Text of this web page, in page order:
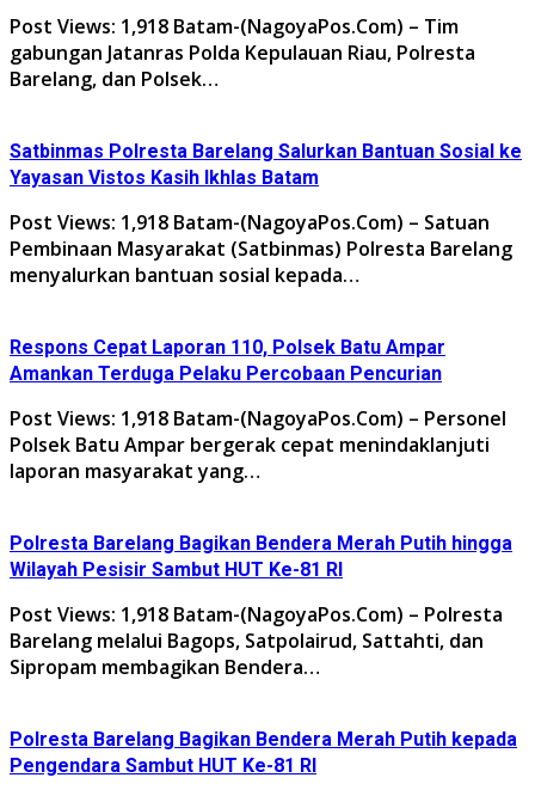
Post Views: 1,918 Batam-(NagoyaPos.Com) – Tim
gabungan Jatanras Polda Kepulauan Riau, Polresta
Barelang, dan Polsek…
Satbinmas Polresta Barelang Salurkan Bantuan Sosial ke
Yayasan Vistos Kasih Ikhlas Batam
Post Views: 1,918 Batam-(NagoyaPos.Com) – Satuan
Pembinaan Masyarakat (Satbinmas) Polresta Barelang
menyalurkan bantuan sosial kepada…
Respons Cepat Laporan 110, Polsek Batu Ampar
Amankan Terduga Pelaku Percobaan Pencurian
Post Views: 1,918 Batam-(NagoyaPos.Com) – Personel
Polsek Batu Ampar bergerak cepat menindaklanjuti
laporan masyarakat yang…
Polresta Barelang Bagikan Bendera Merah Putih hingga
Wilayah Pesisir Sambut HUT Ke-81 RI
Post Views: 1,918 Batam-(NagoyaPos.Com) – Polresta
Barelang melalui Bagops, Satpolairud, Sattahti, dan
Sipropam membagikan Bendera…
Polresta Barelang Bagikan Bendera Merah Putih kepada
Pengendara Sambut HUT Ke-81 RI